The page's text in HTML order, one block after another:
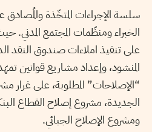
سلسة الإجراءات المتخّذة والمُصادق
الخبراء ومنظّمات المجتمع
على تنفيذ املاءات صندوق النقد
المنشود، وإعداد مشاريع قوانين
“الإصلاحات” المطلوبة، على غرار
الجديدة، مشروع إصلاح القطاع
ومشروع الإصلاح الجبائي.